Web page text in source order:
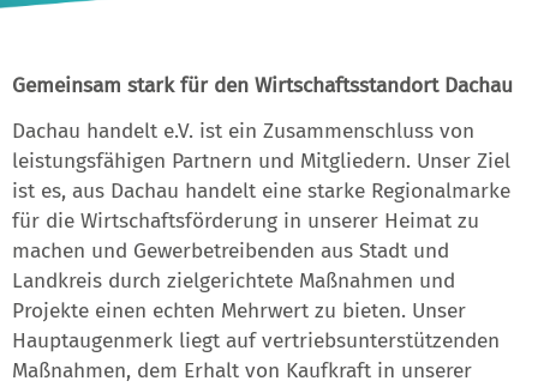
Gemeinsam stark für den Wirtschaftsstandort Dachau
Dachau handelt e.V. ist ein Zusammenschluss von
leistungsfähigen Partnern und Mitgliedern. Unser Ziel
ist es, aus Dachau handelt eine starke Regionalmarke
für die Wirtschaftsförderung in unserer Heimat zu
machen und Gewerbetreibenden aus Stadt und
Landkreis durch zielgerichtete Maßnahmen und
Projekte einen echten Mehrwert zu bieten. Unser
Hauptaugenmerk liegt auf vertriebsunterstützenden
Maßnahmen, dem Erhalt von Kaufkraft in unserer